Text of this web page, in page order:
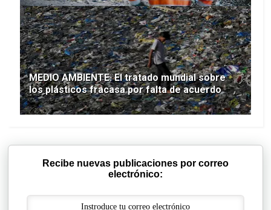
MEDIO AMBIENTE. El tratado mundial sobre
los plásticos fracasa por falta de acuerdo
Recibe nuevas publicaciones por correo
electrónico: